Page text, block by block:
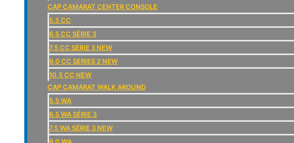
CAP CAMARAT CENTER CONSOLE
5.5 CC
6.5 CC SÉRIE 3
7.5 CC SÉRIE 3 NEW
9.0 CC SERIES 2 NEW
10.5 CC NEW
CAP CAMARAT WALK AROUND
5.5 WA
6.5 WA SÉRIE 3
7.5 WA SÉRIE 3 NEW